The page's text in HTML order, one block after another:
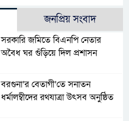
জনপ্রিয় সংবাদ
সরকারি জমিতে বিএনপি নেতার
অবৈধ ঘর গুঁড়িয়ে দিল প্রশাসন
বরগুনা’র বেতাগী’তে সনাতন
ধর্মালম্বীদের রথযাত্রা উৎসব অনুষ্ঠিত